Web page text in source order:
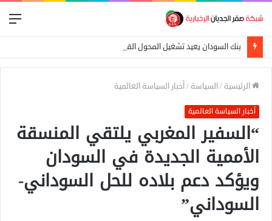
بنك السودان يعيد تشغيل المحول القومي للدفع الإلكتروني
الرئيسية /السياسة /أخبار السياسة العالمية
أخبار السياسة العالمية
“السفير المغربي يلتقي المنسقة
الأممية الجديدة في السودان
ويؤكد دعم بلاده للحل السوداني-
السوداني”